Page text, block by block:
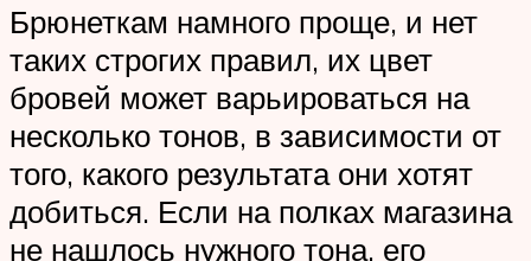
Брюнеткам намного проще, и нет
таких строгих правил, их цвет
бровей может варьироваться на
несколько тонов, в зависимости от
того, какого результата они хотят
добиться. Если на полках магазина
не нашлось нужного тона, его